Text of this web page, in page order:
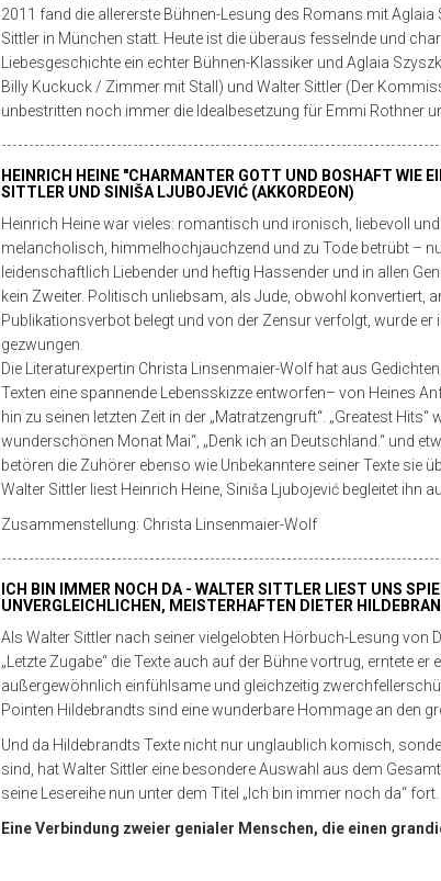
2011 fand die allererste Bühnen-Lesung des Romans mit
Sittler in München statt. Heute ist die überaus fesselnde und
Liebesgeschichte ein echter Bühnen-Klassiker und Aglaia
Billy Kuckuck / Zimmer mit Stall) und Walter Sittler (Der
unbestritten noch immer die Idealbesetzung für Emmi Rothner
HEINRICH HEINE "CHARMANTER GOTT UND BOSHAFT WIE
SITTLER UND SINIŠA LJUBOJEVIĆ (AKKORDEON)
Heinrich Heine war vieles: romantisch und ironisch, liebevoll
melancholisch, himmelhochjauchzend und zu Tode betrübt –
leidenschaftlich Liebender und heftig Hassender und in allen
kein Zweiter. Politisch unliebsam, als Jude, obwohl konvertiert,
Publikationsverbot belegt und von der Zensur verfolgt, wurde er
gezwungen.
Die Literaturexpertin Christa Linsenmaier-Wolf hat aus
Texten eine spannende Lebensskizze entworfen– von Heines
hin zu seinen letzten Zeit in der „Matratzengruft“. „Greatest Hits“
wunderschönen Monat Mai“, „Denk ich an Deutschland.“ und
betören die Zuhörer ebenso wie Unbekanntere seiner Texte sie
Walter Sittler liest Heinrich Heine, Siniša Ljubojević begleitet ihn
Zusammenstellung: Christa Linsenmaier-Wolf
ICH BIN IMMER NOCH DA - WALTER SITTLER LIEST UNS
UNVERGLEICHLICHEN, MEISTERHAFTEN DIETER
Als Walter Sittler nach seiner vielgelobten Hörbuch-Lesung von
„Letzte Zugabe“ die Texte auch auf der Bühne vortrug, erntete er
außergewöhnlich einfühlsame und gleichzeitig
Pointen Hildebrandts sind eine wunderbare Hommage an den
Und da Hildebrandts Texte nicht nur unglaublich komisch,
sind, hat Walter Sittler eine besondere Auswahl aus dem
seine Lesereihe nun unter dem Titel „Ich bin immer noch da“ fort.
Eine Verbindung zweier genialer Menschen, die einen